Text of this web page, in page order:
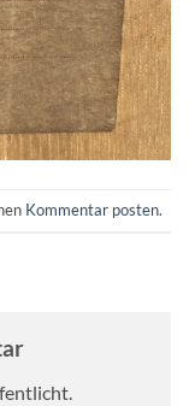
Kommentar posten.